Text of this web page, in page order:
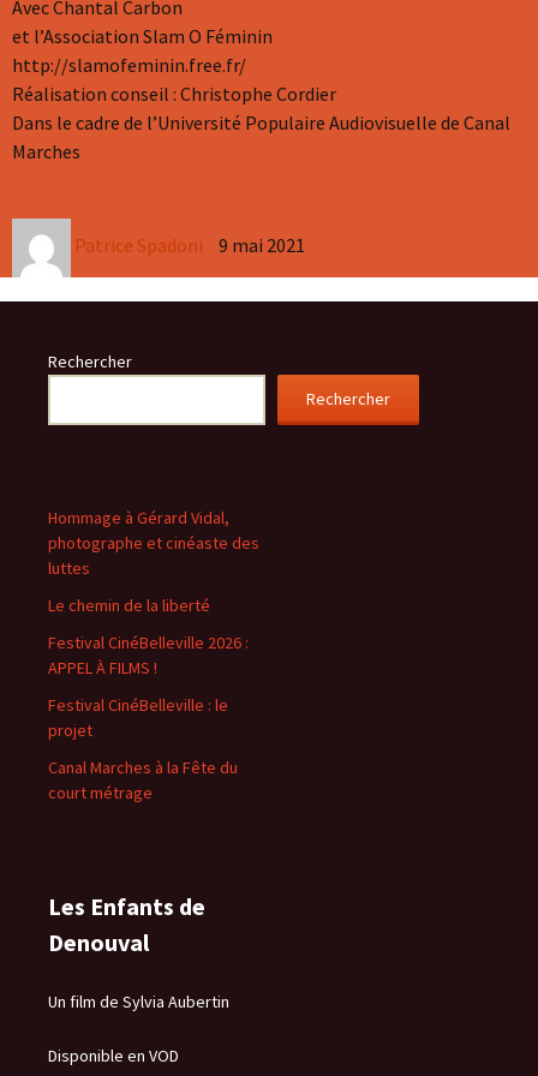
Avec Chantal Carbon
et l’Association Slam O Féminin
http://slamofeminin.free.fr/
Réalisation conseil : Christophe Cordier
Dans le cadre de l’Université Populaire Audiovisuelle de Canal
Marches
Patrice Spadoni 9 mai 2021
Rechercher
Rechercher
Hommage à Gérard Vidal,
photographe et cinéaste des
luttes
Le chemin de la liberté
Festival CinéBelleville 2026 :
APPEL À FILMS !
Festival CinéBelleville : le
projet
Canal Marches à la Fête du
court métrage
Les Enfants de
Denouval
Un film de Sylvia Aubertin
Disponible en VOD